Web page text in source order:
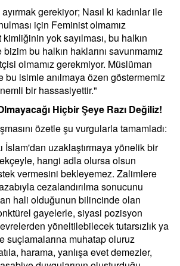
gerekiyor; Nasıl ki kadınlar ile
için Feminist olmamız
yok sayılması, bu halkın
bu halkın haklarını savunmamız
olmamız gerekmiyor. Müslüman
bu isimle anılmaya özen göstermemiz
bir hassasiyettir."
Hiçbir Şeye Razı Değiliz!
özetle şu vurgularla tamamladı:
İslam'dan uzaklaştırmaya yönelik bir
hangi adla olursa olsun
vermesini bekleyemez. Zalimlere
cezalandırılma sonucunu
hali olduğunun bilincinde olan
gayelerle, siyasi pozisyon
yöneltilebilecek tutarsızlık ya
suçlamalarına muhatap oluruz
harama, yanlışa evet demezler,